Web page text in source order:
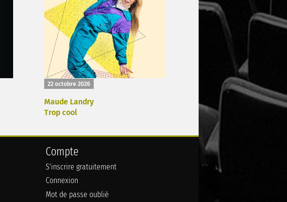
22 octobre 2026
Maude Landry
Trop cool
Compte
S'inscrire gratuitement
Connexion
Mot de passe oublié